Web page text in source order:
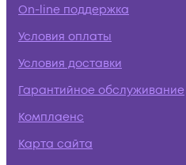
On-line поддержка
Условия оплаты
Условия доставки
Гарантийное обслуживание
Комплаенс
Карта сайта